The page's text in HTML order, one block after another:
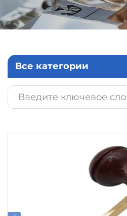
Часто задаваемые
Связаться С Нами
Все категории